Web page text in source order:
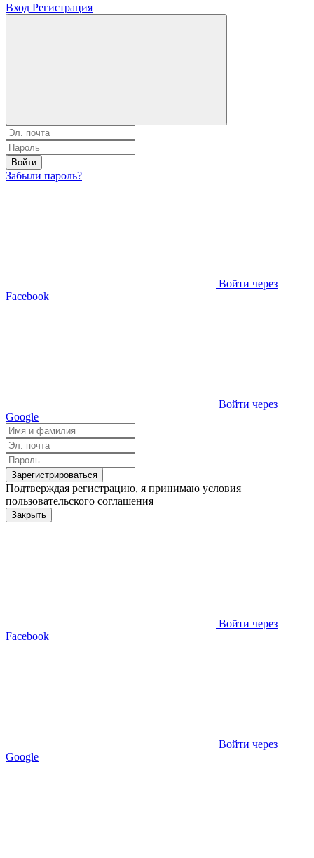
Вход Регистрация
Войти
Забыли пароль?
Войти через
Facebook
Войти через
Google
Зарегистрироваться
Подтверждая регистрацию, я принимаю условия
пользовательского соглашения
Закрыть
Войти через
Facebook
Войти через
Google